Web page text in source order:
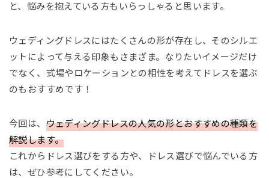
と、悩みを抱えている方もいらっしゃると思います。
ウェディングドレスにはたくさんの形が存在し、そのシルエ
ットによって与える印象もさまざま。なりたいイメージだけ
でなく、式場やロケーションとの相性を考えてドレスを選ぶ
のもおすすめです！
今回は、 ウェディングドレスの人気の形とおすすめの種類を
解説します。
これからドレス選びをする方や、ドレス選びで悩んでいる方
は、ぜひ参考にしてください。